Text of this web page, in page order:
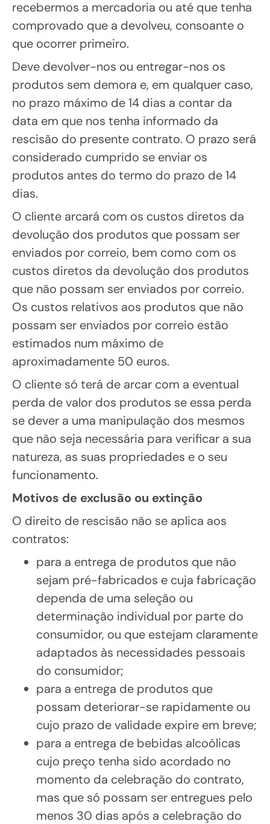
recebermos a mercadoria ou até que tenha
comprovado que a devolveu, consoante o
que ocorrer primeiro.
Deve devolver-nos ou entregar-nos os
produtos sem demora e, em qualquer caso,
no prazo máximo de 14 dias a contar da
data em que nos tenha informado da
rescisão do presente contrato. O prazo será
considerado cumprido se enviar os
produtos antes do termo do prazo de 14
dias.
O cliente arcará com os custos diretos da
devolução dos produtos que possam ser
enviados por correio, bem como com os
custos diretos da devolução dos produtos
que não possam ser enviados por correio.
Os custos relativos aos produtos que não
possam ser enviados por correio estão
estimados num máximo de
aproximadamente 50 euros.
O cliente só terá de arcar com a eventual
perda de valor dos produtos se essa perda
se dever a uma manipulação dos mesmos
que não seja necessária para verificar a sua
natureza, as suas propriedades e o seu
funcionamento.
Motivos de exclusão ou extinção
O direito de rescisão não se aplica aos
contratos:
para a entrega de produtos que não
sejam pré-fabricados e cuja fabricação
dependa de uma seleção ou
determinação individual por parte do
consumidor, ou que estejam claramente
adaptados às necessidades pessoais
do consumidor;
para a entrega de produtos que
possam deteriorar-se rapidamente ou
cujo prazo de validade expire em breve;
para a entrega de bebidas alcoólicas
cujo preço tenha sido acordado no
momento da celebração do contrato,
mas que só possam ser entregues pelo
menos 30 dias após a celebração do